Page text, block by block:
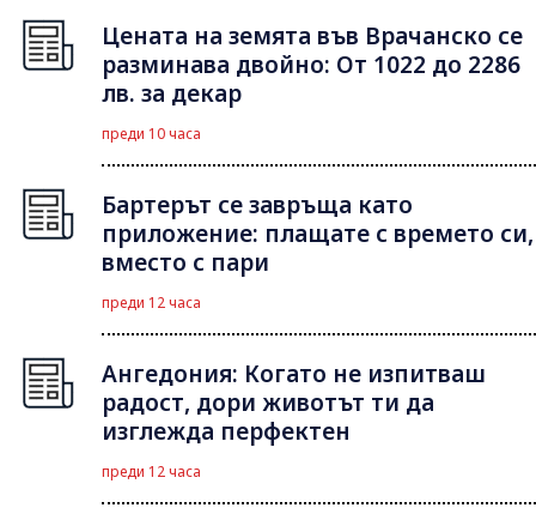
Цената на земята във Врачанско се
разминава двойно: От 1022 до 2286
лв. за декар
преди 10 часа
Бартерът се завръща като
приложение: плащате с времето си,
вместо с пари
преди 12 часа
Ангедония: Когато не изпитваш
радост, дори животът ти да
изглежда перфектен
преди 12 часа